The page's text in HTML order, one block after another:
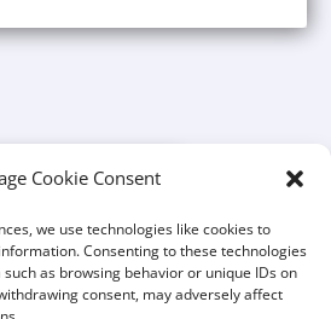
Cookie Consent
we use technologies like cookies to
Consenting to these technologies
as browsing behavior or unique IDs on
consent, may adversely affect
BACK HOME